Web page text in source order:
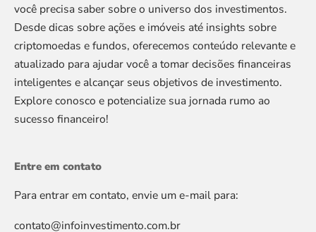
você precisa saber sobre o universo dos investimentos.
Desde dicas sobre ações e imóveis até insights sobre
criptomoedas e fundos, oferecemos conteúdo relevante e
atualizado para ajudar você a tomar decisões financeiras
inteligentes e alcançar seus objetivos de investimento.
Explore conosco e potencialize sua jornada rumo ao
sucesso financeiro!
Entre em contato
Para entrar em contato, envie um e-mail para:
contato@infoinvestimento.com.br